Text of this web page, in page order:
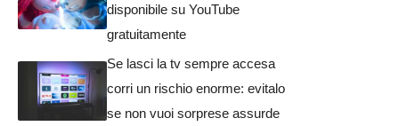
disponibile su YouTube
gratuitamente
Se lasci la tv sempre accesa
corri un rischio enorme: evitalo
se non vuoi sorprese assurde